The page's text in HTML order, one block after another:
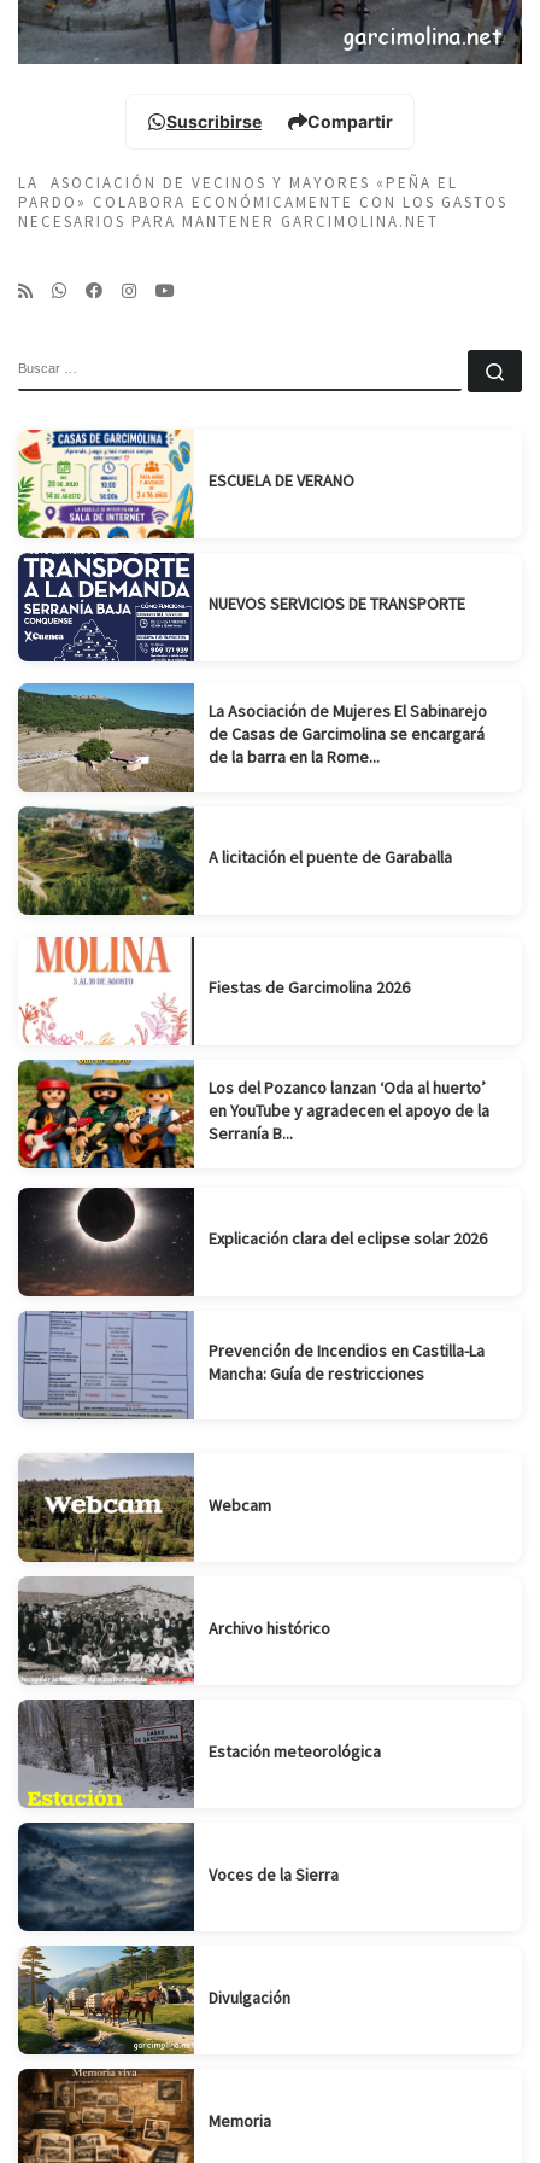
Suscribirse Compartir
LA ASOCIACIÓN DE VECINOS Y MAYORES «PEÑA EL
PARDO» COLABORA ECONÓMICAMENTE CON LOS GASTOS
NECESARIOS PARA MANTENER GARCIMOLINA.NET
ESCUELA DE VERANO
NUEVOS SERVICIOS DE TRANSPORTE
La Asociación de Mujeres El Sabinarejo
de Casas de Garcimolina se encargará
de la barra en la Rome...
A licitación el puente de Garaballa
Fiestas de Garcimolina 2026
Los del Pozanco lanzan ‘Oda al huerto’
en YouTube y agradecen el apoyo de la
Serranía B...
Explicación clara del eclipse solar 2026
Prevención de Incendios en Castilla-La
Mancha: Guía de restricciones
Webcam
Archivo histórico
Estación meteorológica
Voces de la Sierra
Divulgación
Memoria